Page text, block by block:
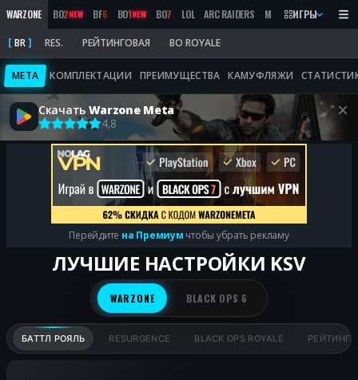
WARZONE BO2NEW BF6 BO1NEW BO7 LOL ARC RAIDERS MW 2019 MARATHON
ИГРЫ
BR RES. РЕЙТИНГОВАЯ BO ROYALE
META КОМПЛЕКТАЦИИ ПРЕИМУЩЕСТВА КАМУФЛЯЖИ
Скачать Warzone Meta
4,8
Перейдите на Премиум чтобы убрать рекламу
ЛУЧШИЕ НАСТРОЙКИ KSV
WARZONE BLACK OPS 6
БАТТЛ РОЯЛЬ RESURGENCE BLACK OPS ROYALE